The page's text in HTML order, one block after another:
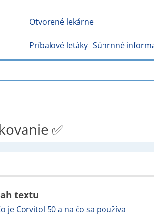
Otvorené lekárne
Príbalové letáky Súhrnné
✅
textu
je Corvitol 50 a na čo sa používa